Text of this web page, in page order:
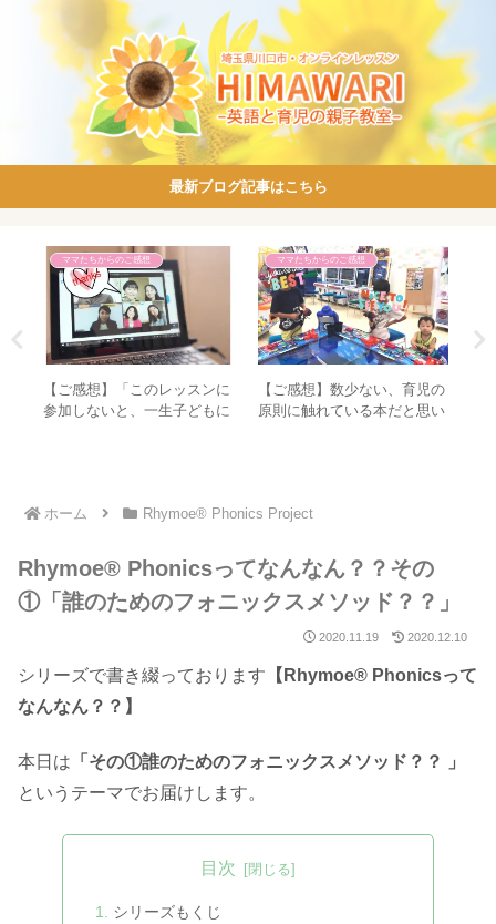
最新ブログ記事はこちら
ママたちからのご感想
【ご感想】「このレッスンに
参加しないと、一生子どもに
ママたちからのご感想
【ご感想】数少ない、育児の
原則に触れている本だと思い
ホーム Rhymoe® Phonics Project
Rhymoe® Phonicsってなんなん？？その
①「誰のためのフォニックスメソッド？？」
2020.11.19 2020.12.10
シリーズで書き綴っております 【Rhymoe® Phonicsって
なんなん？？】
本日は 「その①誰のためのフォニックスメソッド？？ 」
というテーマでお届けします。
目次
シリーズもくじ